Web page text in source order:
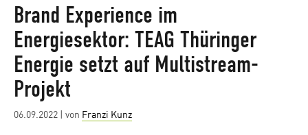
Brand Experience im
Energiesektor: TEAG Thüringer
Energie setzt auf Multistream-
Projekt
Posted
06.09.2022 | von Franzi Kunz